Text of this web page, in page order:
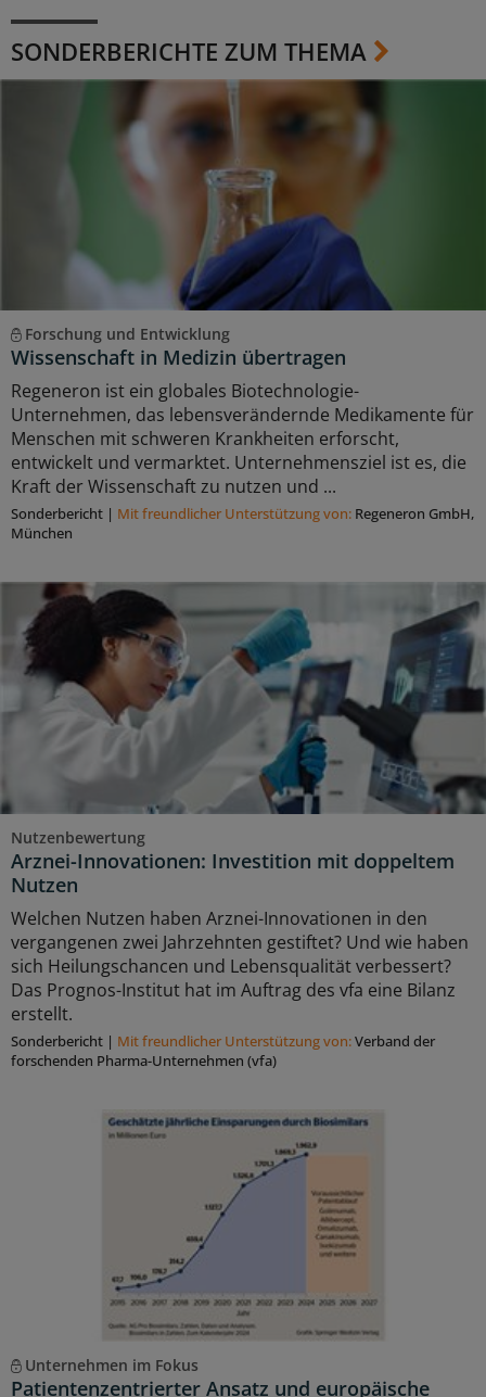
SONDERBERICHTE ZUM THEMA
Forschung und Entwicklung
Wissenschaft in Medizin übertragen
Regeneron ist ein globales Biotechnologie-
Unternehmen, das lebensverändernde Medikamente für
Menschen mit schweren Krankheiten erforscht,
entwickelt und vermarktet. Unternehmensziel ist es, die
Kraft der Wissenschaft zu nutzen und ...
Sonderbericht | Mit freundlicher Unterstützung von: Regeneron GmbH,
München
Nutzenbewertung
Arznei-Innovationen: Investition mit doppeltem
Nutzen
Welchen Nutzen haben Arznei-Innovationen in den
vergangenen zwei Jahrzehnten gestiftet? Und wie haben
sich Heilungschancen und Lebensqualität verbessert?
Das Prognos-Institut hat im Auftrag des vfa eine Bilanz
erstellt.
Sonderbericht | Mit freundlicher Unterstützung von:Verband der
forschenden Pharma-Unternehmen (vfa)
Unternehmen im Fokus
Patientenzentrierter Ansatz und europäische